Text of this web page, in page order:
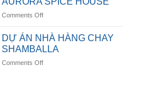
HÀNG
LUMORA
Comments Offon
ÁN
NHÀ
HÀNG
AURORA
DỰ ÁN NHÀ HÀNG CHAY
SHAMBALLA
Comments Offon